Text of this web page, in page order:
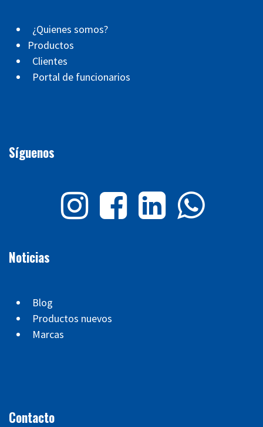
¿Quienes somos?
Productos
Clientes
Portal de funcionarios
Síguenos
Noticias
Blog
Productos nuevos
Marcas
Contacto